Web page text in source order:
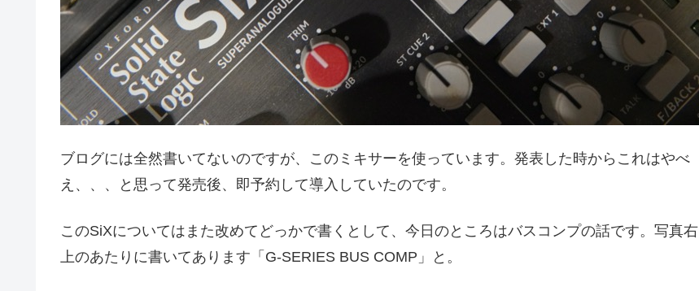
ブログには全然書いてないのですが、このミキサーを使っています。発表した時からこれはやべ
え、、、と思って発売後、即予約して導入していたのです。
このSiXについてはまた改めてどっかで書くとして、今日のところはバスコンプの話です。写真右
上のあたりに書いてあります「G-SERIES BUS COMP」と。